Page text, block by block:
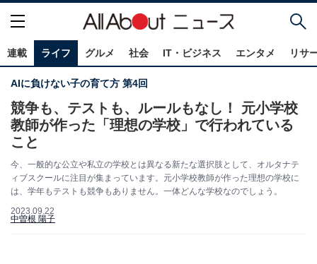
連載 ライフ グルメ 社会 IT・ビジネス エンタメ リサ
AIに負けない子の育て方 第4回
競争も、テストも、ルールもなし！ 元小学校
教師が作った「理想の学校」で行われている
こと
今、一般的な公立や私立の学校とは異なる新たな選択肢として、オルタナテ
ィブスクールに注目が集まっています。元小学校教師が作った理想の学校に
は、学年もテストも競争もありません。一体どんな学校なのでしょう。
2023.09.22
中曽根 陽子